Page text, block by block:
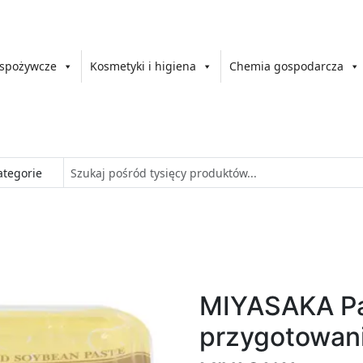
Kosmetyki i higiena Chemia gospodarcza
MIYASAKA